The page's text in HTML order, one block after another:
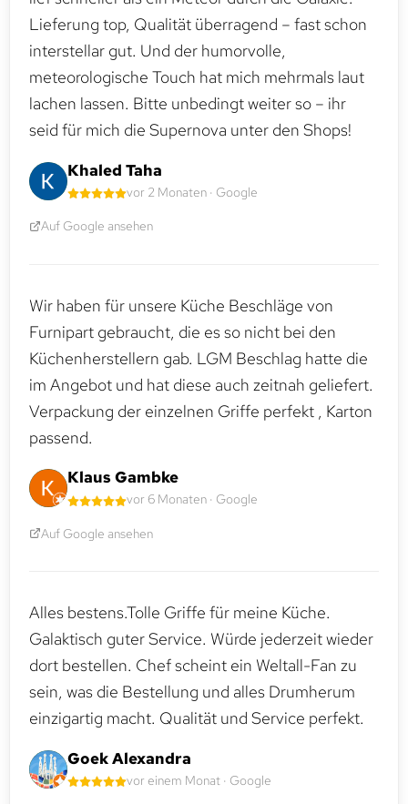
Lieferung top, Qualität überragend – fast schon
interstellar gut. Und der humorvolle,
meteorologische Touch hat mich mehrmals laut
lachen lassen. Bitte unbedingt weiter so – ihr
seid für mich die Supernova unter den Shops!
Khaled Taha
vor 2 Monaten · Google
Auf Google ansehen
Wir haben für unsere Küche Beschläge von
Furnipart gebraucht, die es so nicht bei den
Küchenherstellern gab. LGM Beschlag hatte die
im Angebot und hat diese auch zeitnah geliefert.
Verpackung der einzelnen Griffe perfekt , Karton
passend.
Klaus Gambke
vor 6 Monaten · Google
Auf Google ansehen
Alles bestens.Tolle Griffe für meine Küche.
Galaktisch guter Service. Würde jederzeit wieder
dort bestellen. Chef scheint ein Weltall-Fan zu
sein, was die Bestellung und alles Drumherum
einzigartig macht. Qualität und Service perfekt.
Goek Alexandra
vor einem Monat · Google